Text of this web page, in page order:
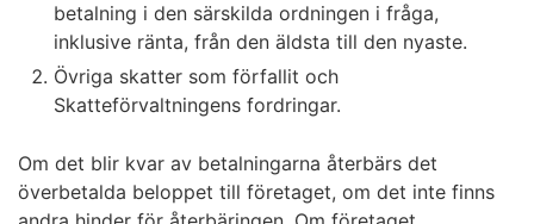
betalning i den särskilda ordningen i fråga,
inklusive ränta, från den äldsta till den nyaste.
Övriga skatter som förfallit och
Skatteförvaltningens fordringar.
Om det blir kvar av betalningarna återbärs det
överbetalda beloppet till företaget, om det inte finns